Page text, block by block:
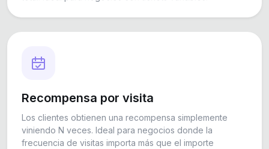
Recompensa por visita
Los clientes obtienen una recompensa simplemente
viniendo N veces. Ideal para negocios donde la
frecuencia de visitas importa más que el importe